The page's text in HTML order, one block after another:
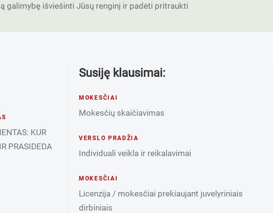
galimybę išviešinti Jūsų renginį ir padėti pritraukti
KUR
PRASIDEDA
Susiję klausimai:
MOKESČIAI
Mokesčių skaičiavimas
VERSLO PRADŽIA
Individuali veikla ir reikalavimai
MOKESČIAI
Licenzija / mokesčiai prekiaujant juvelyriniais
dirbiniais